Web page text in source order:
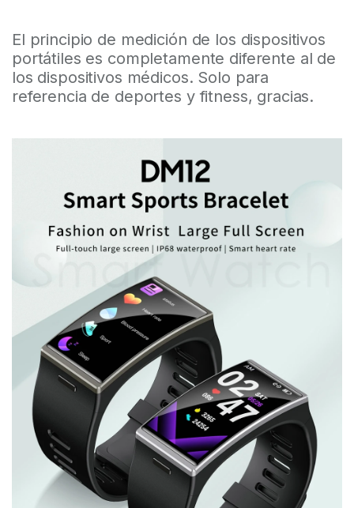
El principio de medición de los dispositivos
portátiles es completamente diferente al de
los dispositivos médicos. Solo para
referencia de deportes y fitness, gracias.